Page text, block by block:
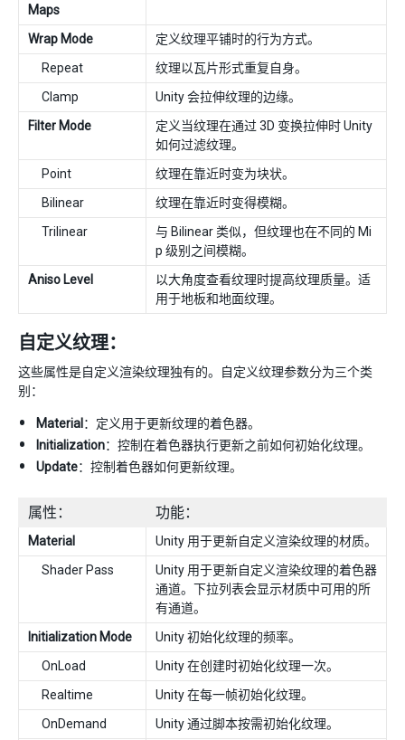
Maps
Wrap Mode
定义纹理平铺时的行为方式。
Repeat
纹理以瓦片形式重复自身。
Clamp
Unity 会拉伸纹理的边缘。
Filter Mode
定义当纹理在通过 3D 变换拉伸时 Unity
如何过滤纹理。
Point
纹理在靠近时变为块状。
Bilinear
纹理在靠近时变得模糊。
Trilinear
与 Bilinear 类似，但纹理也在不同的 Mi
p 级别之间模糊。
Aniso Level
以大角度查看纹理时提高纹理质量。适
用于地板和地面纹理。
自定义纹理：
这些属性是自定义渲染纹理独有的。自定义纹理参数分为三个类
别：
Material ：定义用于更新纹理的着色器。
Initialization：控制在着色器执行更新之前如何初始化纹理。
Update：控制着色器如何更新纹理。
属性： 功能：
Material
Unity 用于更新自定义渲染纹理的材质。
Shader Pass
Unity 用于更新自定义渲染纹理的着色器
通道。下拉列表会显示材质中可用的所
有通道。
Initialization Mode
Unity 初始化纹理的频率。
OnLoad
Unity 在创建时初始化纹理一次。
Realtime
Unity 在每一帧初始化纹理。
OnDemand
Unity 通过脚本按需初始化纹理。